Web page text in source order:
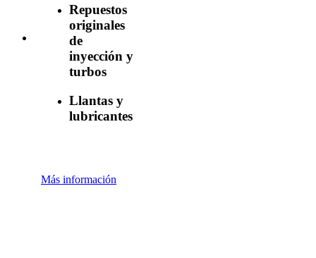
Repuestos
originales
de
inyección y
turbos
Llantas y
lubricantes
Más información